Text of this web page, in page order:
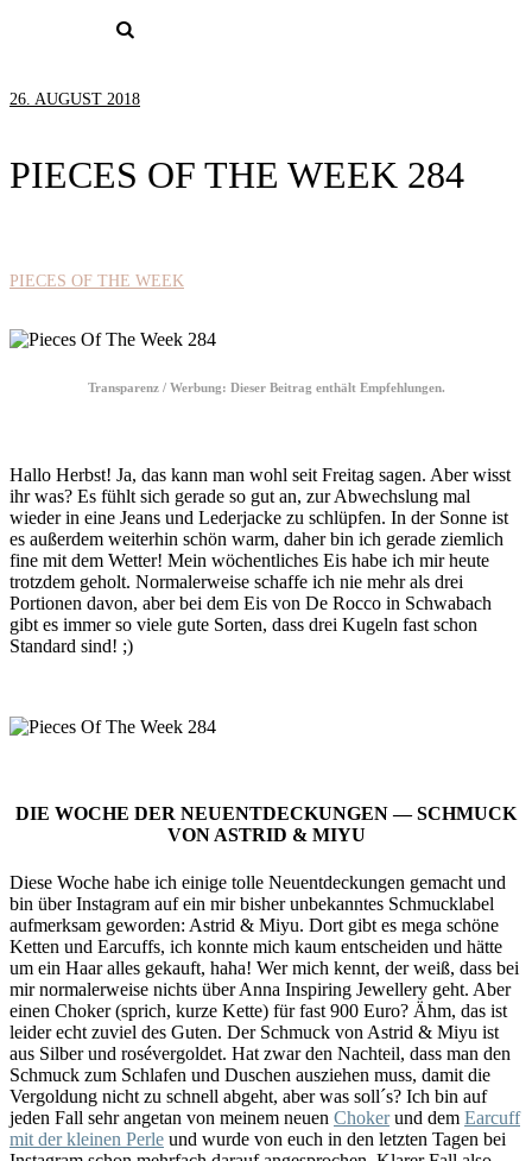
26. AUGUST 2018
PIECES OF THE WEEK 284
PIECES OF THE WEEK
Transparenz / Werbung: Dieser Beitrag enthält Empfehlungen.
Hallo Herbst! Ja, das kann man wohl seit Freitag sagen. Aber wisst
ihr was? Es fühlt sich gerade so gut an, zur Abwechslung mal
wieder in eine Jeans und Lederjacke zu schlüpfen. In der Sonne ist
es außerdem weiterhin schön warm, daher bin ich gerade ziemlich
fine mit dem Wetter! Mein wöchentliches Eis habe ich mir heute
trotzdem geholt. Normalerweise schaffe ich nie mehr als drei
Portionen davon, aber bei dem Eis von De Rocco in Schwabach
gibt es immer so viele gute Sorten, dass drei Kugeln fast schon
Standard sind! ;)
DIE WOCHE DER NEUENTDECKUNGEN — SCHMUCK
VON ASTRID & MIYU
Diese Woche habe ich einige tolle Neuentdeckungen gemacht und
bin über Instagram auf ein mir bisher unbekanntes Schmucklabel
aufmerksam geworden: Astrid & Miyu. Dort gibt es mega schöne
Ketten und Earcuffs, ich konnte mich kaum entscheiden und hätte
um ein Haar alles gekauft, haha! Wer mich kennt, der weiß, dass bei
mir normalerweise nichts über Anna Inspiring Jewellery geht. Aber
einen Choker (sprich, kurze Kette) für fast 900 Euro? Ähm, das ist
leider echt zuviel des Guten. Der Schmuck von Astrid & Miyu ist
aus Silber und rosévergoldet. Hat zwar den Nachteil, dass man den
Schmuck zum Schlafen und Duschen ausziehen muss, damit die
Vergoldung nicht zu schnell abgeht, aber was soll´s? Ich bin auf
jeden Fall sehr angetan von meinem neuen Chokerund dem Earcuff
mit der kleinen Perle und wurde von euch in den letzten Tagen bei